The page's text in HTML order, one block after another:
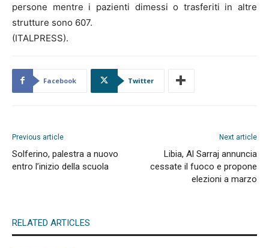
persone mentre i pazienti dimessi o trasferiti in altre
strutture sono 607.
(ITALPRESS).
Facebook Twitter
Previous article
Solferino, palestra a nuovo
entro l’inizio della scuola
Next article
Libia, Al Sarraj annuncia
cessate il fuoco e propone
elezioni a marzo
RELATED ARTICLES